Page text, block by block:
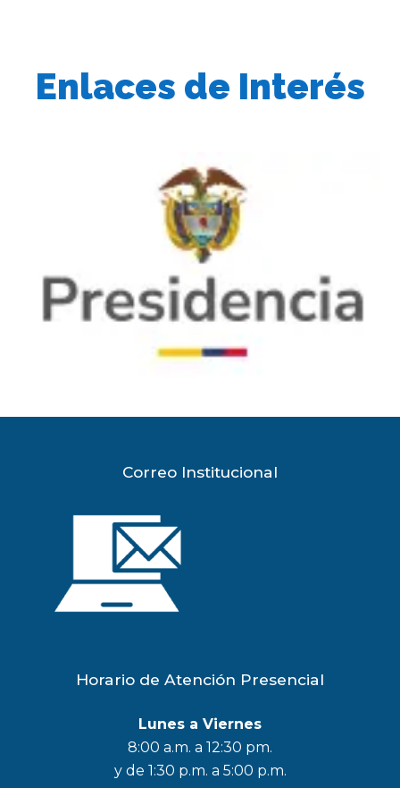
Enlaces de Interés
Correo Institucional
Horario de Atención Presencial
Lunes a Viernes
8:00 a.m. a 12:30 pm.
y de 1:30 p.m. a 5:00 p.m.